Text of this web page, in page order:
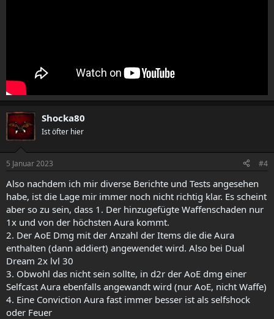
Shocka80
Ist öfter hier
5 Januar 2023 #4
Also nachdem ich mir diverse Berichte und Tests angesehen
habe, ist die Lage mir immer noch nicht richtig klar. Es scheint
aber so zu sein, dass 1. Der hinzugefügte Waffenschaden nur
1x und von der höchsten Aura kommt.
2. Der AoE Dmg mit der Anzahl der Items die die Aura
enthalten (dann addiert) angewendet wird. Also bei Dual
Dream 2x lvl 30
3. Obwohl das nicht sein sollte, in d2r der AoE dmg einer
Selfcast Aura ebenfalls angewandt wird (nur AoE, nicht Waffe)
4. Eine Conviction Aura fast immer besser ist als selfshock
oder Feuer